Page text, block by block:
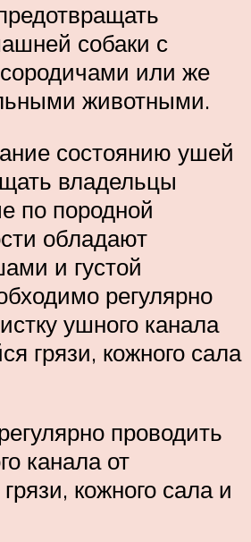
собаки с
или же
животными.
состоянию ушей
владельцы
по породной
обладают
и густой
регулярно
ушного канала
грязи, кожного сала
проводить
канала от
кожного сала и